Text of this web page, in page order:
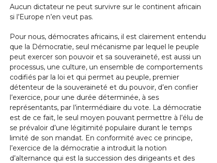
Aucun dictateur ne peut survivre sur le continent africain
si l’Europe n’en veut pas.
Pour nous, démocrates africains, il est clairement entendu
que la Démocratie, seul mécanisme par lequel le peuple
peut exercer son pouvoir et sa souveraineté, est aussi un
processus, une culture, un ensemble de comportements
codifiés par la loi et qui permet au peuple, premier
détenteur de la souveraineté et du pouvoir, d’en confier
l’exercice, pour une durée déterminée, à ses
représentants, par l’intermédiaire du vote. La démocratie
est de ce fait, le seul moyen pouvant permettre à l’élu de
se prévaloir d’une légitimité populaire durant le temps
limité de son mandat. En conformité avec ce principe,
l’exercice de la démocratie a introduit la notion
d’alternance qui est la succession des dirigeants et des